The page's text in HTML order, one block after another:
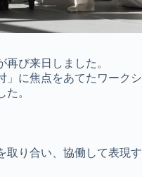
び来日しました。
」に焦点をあてたワークシ
。